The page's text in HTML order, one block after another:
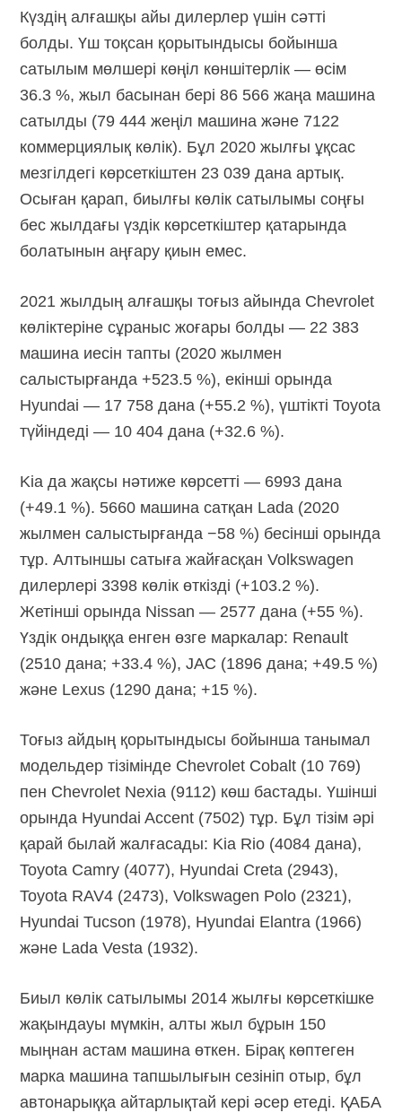
Күздің алғашқы айы дилерлер үшін сәтті
болды. Үш тоқсан қорытындысы бойынша
сатылым мөлшері көңіл көншітерлік — өсім
36.3 %, жыл басынан бері 86 566 жаңа машина
сатылды (79 444 жеңіл машина және 7122
коммерциялық көлік). Бұл 2020 жылғы ұқсас
мезгілдегі көрсеткіштен 23 039 дана артық.
Осыған қарап, биылғы көлік сатылымы соңғы
бес жылдағы үздік көрсеткіштер қатарында
болатынын аңғару қиын емес.
2021 жылдың алғашқы тоғыз айында Chevrolet
көліктеріне сұраныс жоғары болды — 22 383
машина иесін тапты (2020 жылмен
салыстырғанда +523.5 %), екінші орында
Hyundai — 17 758 дана (+55.2 %), үштікті Toyota
түйіндеді — 10 404 дана (+32.6 %).
Kia да жақсы нәтиже көрсетті — 6993 дана
(+49.1 %). 5660 машина сатқан Lada (2020
жылмен салыстырғанда −58 %) бесінші орында
тұр. Алтыншы сатыға жайғасқан Volkswagen
дилерлері 3398 көлік өткізді (+103.2 %).
Жетінші орында Nissan — 2577 дана (+55 %).
Үздік ондыққа енген өзге маркалар: Renault
(2510 дана; +33.4 %), JAC (1896 дана; +49.5 %)
және Lexus (1290 дана; +15 %).
Тоғыз айдың қорытындысы бойынша танымал
модельдер тізімінде Chevrolet Cobalt (10 769)
пен Chevrolet Nexia (9112) көш бастады. Үшінші
орында Hyundai Accent (7502) тұр. Бұл тізім әрі
қарай былай жалғасады: Kia Rio (4084 дана),
Toyota Camry (4077), Hyundai Creta (2943),
Toyota RAV4 (2473), Volkswagen Polo (2321),
Hyundai Tucson (1978), Hyundai Elantra (1966)
және Lada Vesta (1932).
Биыл көлік сатылымы 2014 жылғы көрсеткішке
жақындауы мүмкін, алты жыл бұрын 150
мыңнан астам машина өткен. Бірақ көптеген
марка машина тапшылығын сезініп отыр, бұл
автонарыққа айтарлықтай кері әсер етеді. ҚАБА